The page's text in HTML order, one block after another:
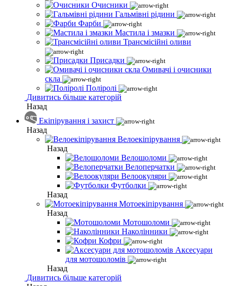
Очисники
Гальмівні рідини
Фарби
Мастила і змазки
Трансмісійні оливи
Присадки
Омивачі і очисники
скла
Поліролі
Дивитись більше категорій
Назад
Екіпірування і захист
Назад
Велоекіпірування
Назад
Велошоломи
Велоперчатки
Велоокуляри
Футболки
Назад
Мотоекіпірування
Назад
Мотошоломи
Наколінники
Кофри
Аксесуари
для мотошоломів
Назад
Дивитись більше категорій